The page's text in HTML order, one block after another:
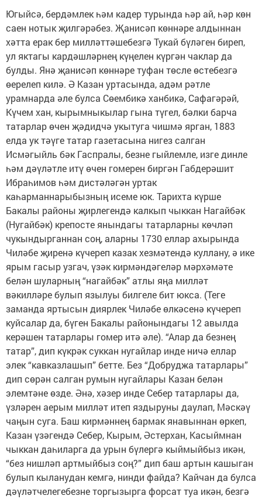
Югыйсә, бердәмлек һәм кадер турында һәр ай, һәр көн
саен нотык җилгәрәбез. Җанисәп көннәре алдыннан
хәтта ерак бер милләттәшебезгә Тукай бүләген биреп,
ул яктагы кардәшләрнең күңелен күргән чаклар да
булды. Янә җанисәп көннәре туфан төсле өстебезгә
өерелеп килә. Ә Казан уртасында, адәм рәтле
урамнарда әле булса Сөембикә ханбикә, Сафагәрәй,
Күчем хан, кырымныкылар гына түгел, бәлки барча
татарлар өчен җәдидчә укытуга чишмә ярган, 1883
елда ук тәүге татар газетасына нигез салган
Исмәгыйль бәк Гаспралы, безне гыйлемле, изге динле
һәм дәүләтле итү өчен гомерен биргән Габдерәшит
Ибраһимов һәм дистәләгән уртак
каһарманнарыбызның исеме юк. Тарихта күрше
Бакалы районы җирлегендә калкып чыккан Нагайбәк
(Нугайбәк) крепосте янындагы татарларны көчләп
чукындырганнан соң, аларны 1730 еллар ахырында
Чиләбе җиренә күчереп казак хезмәтендә куллану, ә ике
ярым гасыр узгач, үзәк кирмәндәгеләр мәрхәмәте
белән шуларның “нагайбәк” атлы яңа милләт
вәкилләре булып язылуы билгеле бит юкса. (Теге
заманда яртысын диярлек Чиләбе өлкәсенә күчереп
куйсалар да, бүген Бакалы районындагы 12 авылда
керәшен татарлары гомер итә әле). “Алар да безнең
татар”, дип күк­рәк суккан нугайлар инде ничә еллар
элек “кавказлашып” бетте. Без “Добруджа татарлары”
дип сөрән салган румын нугайлары Казан белән
элемтәне өзде. Әнә, хәзер инде Себер татарлары да,
үзләрен аерым милләт итеп яздыруны даулап, Мәскәү
чаңын суга. Баш кирмәннең бармак янавыннан өркеп,
Казан үзәгендә Себер, Кырым, Әстерхан, Касыймнан
чыккан даһиларга да урын бүлергә кыймыйбыз икән,
“без нишләп артмыйбыз соң?” дип баш артын кашыган
булып кыланудан кемгә, нинди файда? Кайчан да булса
дәүләтчелегебезне торгызырга форсат туа икән, безгә